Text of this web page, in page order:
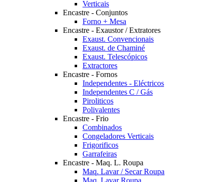
Verticais
Encastre - Conjuntos
Forno + Mesa
Encastre - Exaustor / Extratores
Exaust. Convencionais
Exaust. de Chaminé
Exaust. Telescópicos
Extractores
Encastre - Fornos
Independentes - Eléctricos
Independentes C / Gás
Piroliticos
Polivalentes
Encastre - Frio
Combinados
Congeladores Verticais
Frigorificos
Garrafeiras
Encastre - Maq. L. Roupa
Maq. Lavar / Secar Roupa
Maq. Lavar Roupa